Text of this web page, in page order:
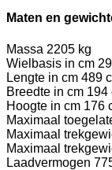
Maten en
Massa 2205 kg
Wielbasis in cm
Lengte in cm 489
Breedte in cm 194
Hoogte in cm 176
Maximaal
Maximaal
Maximaal
Laadvermogen